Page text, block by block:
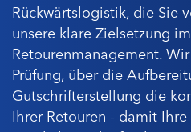
Rückwärtslogistik, die Sie
unsere klare Zielsetzung
Retourenmanagement.
Prüfung, über die
Gutschrifterstellung die
Ihrer Retouren - damit